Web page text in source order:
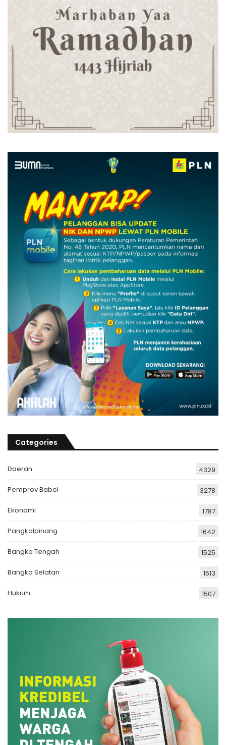
Categories
Daerah 4329
Pemprov Babel 3278
Ekonomi 1787
Pangkalpinang 1642
Bangka Tengah 1525
Bangka Selatan 1513
Hukum 1507